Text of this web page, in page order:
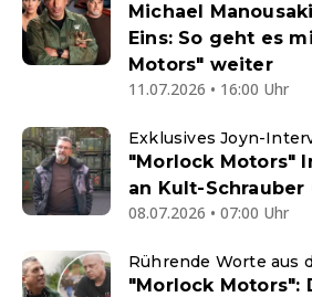
Michael
Eins: So geht es
Motors" weiter
11.07.2026 • 16:00 Uhr
Exklusives Joyn-
"Morlock Motors"
an Kult-Schrauber
08.07.2026 • 07:00 Uhr
Rührende Worte aus
"Morlock Motors":